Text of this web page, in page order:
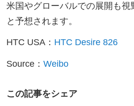
米国やグローバルでの展開も視
と予想されます。
HTC USA： HTC Desire 826
Source：Weibo
この記事をシェア